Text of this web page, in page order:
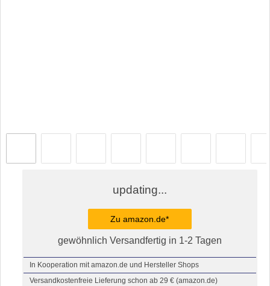
updating...
Zu amazon.de*
gewöhnlich Versandfertig in 1-2 Tagen
In Kooperation mit amazon.de und Hersteller Shops
Versandkostenfreie Lieferung schon ab 29 € (amazon.de)